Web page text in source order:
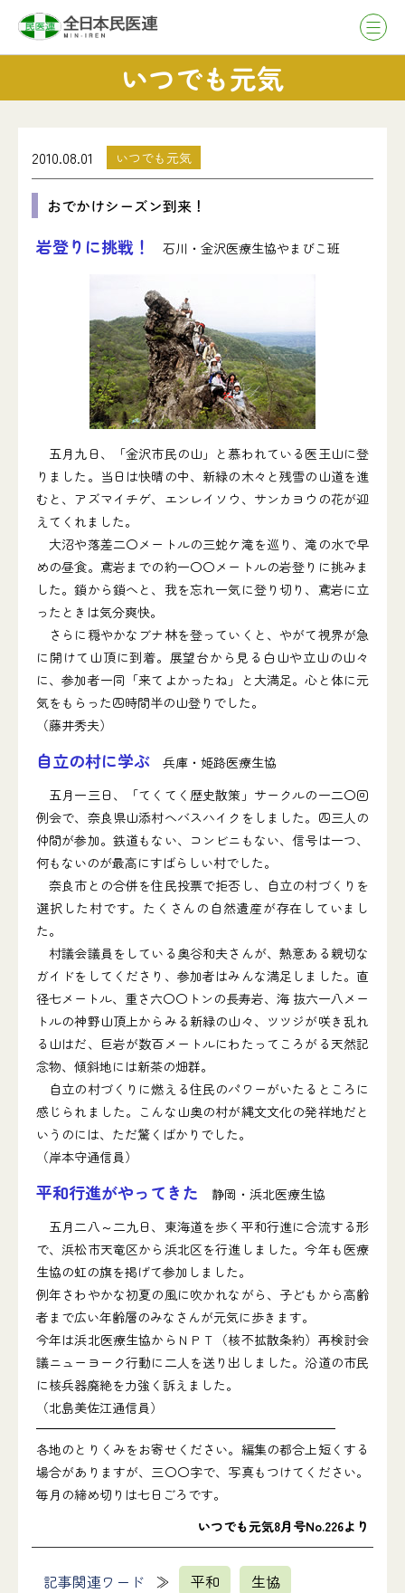
いつでも元気
2010.08.01 いつでも元気
おでかけシーズン到来！
岩登りに挑戦！ 石川・金沢医療生協やまびこ班
五月九日、「金沢市民の山」と慕われている医王山に登
りました。当日は快晴の中、新緑の木々と残雪の山道を進
むと、アズマイチゲ、エンレイソウ、サンカヨウの花が迎
えてくれました。
大沼や落差二〇メートルの三蛇ケ滝を巡り、滝の水で早
めの昼食。鳶岩までの約一〇〇メートルの岩登りに挑みま
した。鎖から鎖へと、我を忘れ一気に登り切り、鳶岩に立
ったときは気分爽快。
さらに穏やかなブナ林を登っていくと、やがて視界が急
に開けて山頂に到着。展望台から見る白山や立山の山々
に、参加者一同「来てよかったね」と大満足。心と体に元
気をもらった四時間半の山登りでした。
（藤井秀夫）
自立の村に学ぶ 兵庫・姫路医療生協
五月一三日、「てくてく歴史散策」サークルの一二〇回
例会で、奈良県山添村へバスハイクをしました。四三人の
仲間が参加。鉄道もない、コンビニもない、信号は一つ、
何もないのが最高にすばらしい村でした。
奈良市との合併を住民投票で拒否し、自立の村づくりを
選択した村です。たくさんの自然遺産が存在していまし
た。
村議会議員をしている奥谷和夫さんが、熱意ある親切な
ガイドをしてくださり、参加者はみんな満足しました。直
径七メートル、重さ六〇〇トンの長寿岩、海 抜六一八メー
トルの神野山頂上からみる新緑の山々、ツツジが咲き乱れ
る山はだ、巨岩が数百メートルにわたってころがる天然記
念物、傾斜地には新茶の畑群。
自立の村づくりに燃える住民のパワーがいたるところに
感じられました。こんな山奥の村が縄文文化の発祥地だと
いうのには、ただ驚くばかりでした。
（岸本守通信員）
平和行進がやってきた 静岡・浜北医療生協
五月二八～二九日、東海道を歩く平和行進に合流する形
で、浜松市天竜区から浜北区を行進しました。今年も医療
生協の虹の旗を掲げて参加しました。
例年さわやかな初夏の風に吹かれながら、子どもから高齢
者まで広い年齢層のみなさんが元気に歩きます。
今年は浜北医療生協からＮＰＴ（核不拡散条約）再検討会
議ニューヨーク行動に二人を送り出しました。沿道の市民
に核兵器廃絶を力強く訴えました。
（北島美佐江通信員）
各地のとりくみをお寄せください。編集の都合上短くする
場合がありますが、三〇〇字で、写真もつけてください。
毎月の締め切りは七日ごろです。
いつでも元気8月号No.226より
記事関連ワード 平和 生協